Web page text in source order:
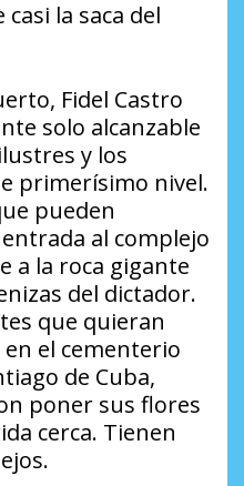
la saca del
Fidel Castro
solo alcanzable
y los
primerísimo nivel.
pueden
al complejo
a la roca gigante
del dictador.
que quieran
el cementerio
de Cuba,
poner sus flores
cerca. Tienen